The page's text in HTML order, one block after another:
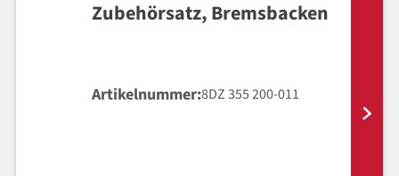
Zubehörsatz, Bremsbacken
Artikelnummer 8DZ 355 200-011